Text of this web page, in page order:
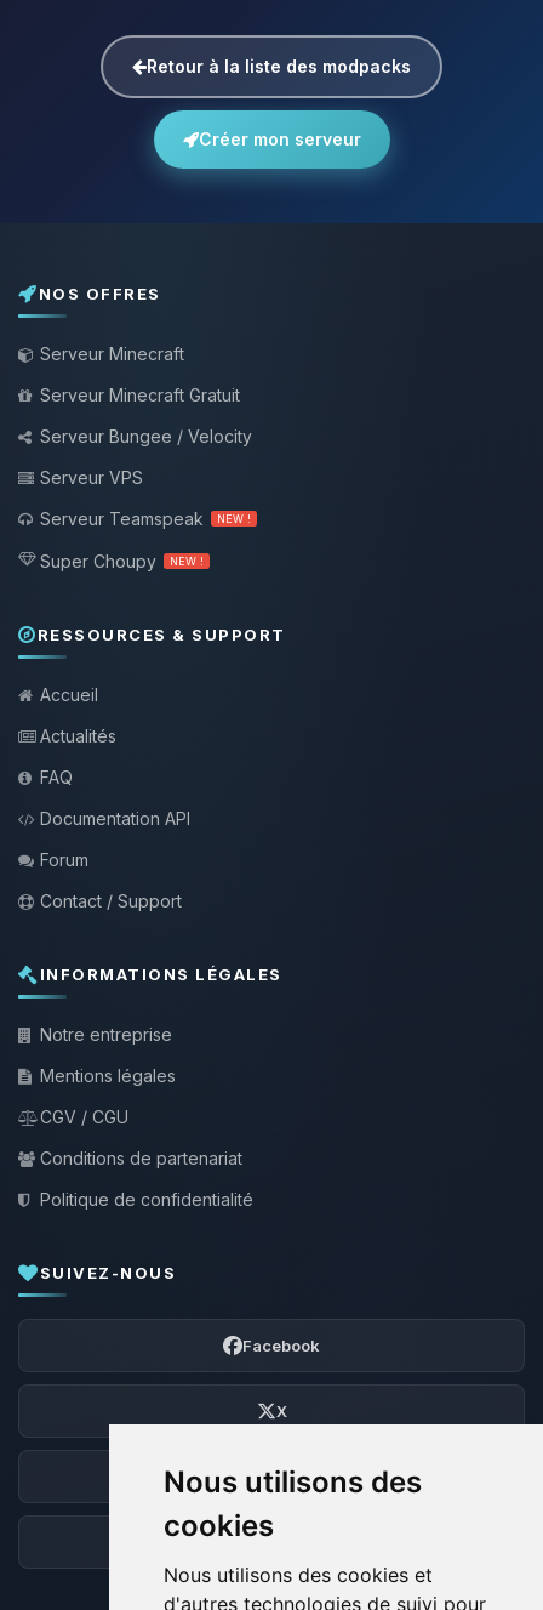
Nous utilisons des
cookies
Nous utilisons des cookies et
d'autres technologies de suivi pour
Retour à la liste des modpacks
Créer mon serveur
NOS OFFRES
Serveur Minecraft
Serveur Minecraft Gratuit
Serveur Bungee / Velocity
Serveur VPS
Serveur Teamspeak
NEW !
Super Choupy NEW !
RESSOURCES & SUPPORT
Accueil
Actualités
FAQ
Documentation API
Forum
Contact / Support
INFORMATIONS LÉGALES
Notre entreprise
Mentions légales
CGV / CGU
Conditions de partenariat
Politique de confidentialité
SUIVEZ-NOUS
Facebook
X
Discord
Forum